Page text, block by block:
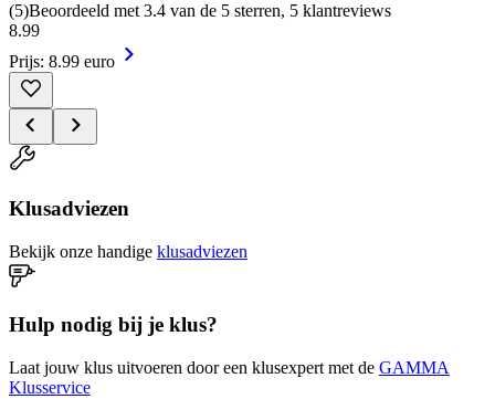
(5)Beoordeeld met 3.4 van de 5 sterren, 5 klantreviews
8.99
Prijs: 8.99 euro
Klusadviezen
Bekijk onze handige klusadviezen
Hulp nodig bij je klus?
Laat jouw klus uitvoeren door een klusexpert met de GAMMA
Klusservice